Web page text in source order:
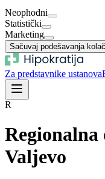
Neophodni
Statistički
Marketing
Sačuvaj podešavanja
Za predstavnike ustanova
R
Regionalna
Valjevo